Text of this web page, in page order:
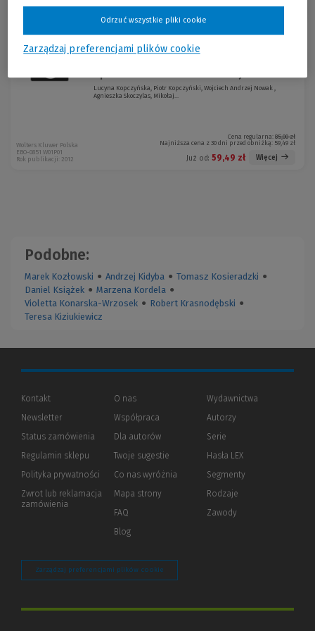
Sortuj:
Lucyna Kopczyńska, Piotr Kopczyński, Wojciech Andrzej Nowak ,
Agnieszka Skoczylas, Mikołaj...
Cena regularna: 85,00 zł
Najniższa cena z 30 dni przed obniżką: 59,49 zł
Już od: 59,49 zł Więcej
Wolters Kluwer Polska
EBO-0851 W01P01
Rok publikacji: 2012
Podobne:
Marek Kozłowski ● Andrzej Kidyba ● Tomasz Kosieradzki ●
Daniel Książek ● Marzena Kordela ●
Violetta Konarska-Wrzosek ● Robert Krasnodębski ●
Teresa Kiziukiewicz
Kontakt
Newsletter
Status zamówienia
Regulamin sklepu
Polityka prywatności (Nowe
(Link
innej
Zwrot lub reklamacja
zamówienia
O nas
Współpraca
Dla autorów(Nowe
(Link
innej
strony)
Twoje sugestie
Co nas wyróżnia
Mapa strony
FAQ
Blog
Wydawnictwa
Autorzy
Serie
Hasła LEX
Segmenty
Rodzaje
Zawody
Zarządzaj preferencjami plików cookie
Zarządzaj preferencjami plików cookie
Odrzuć wszystkie pliki cookie